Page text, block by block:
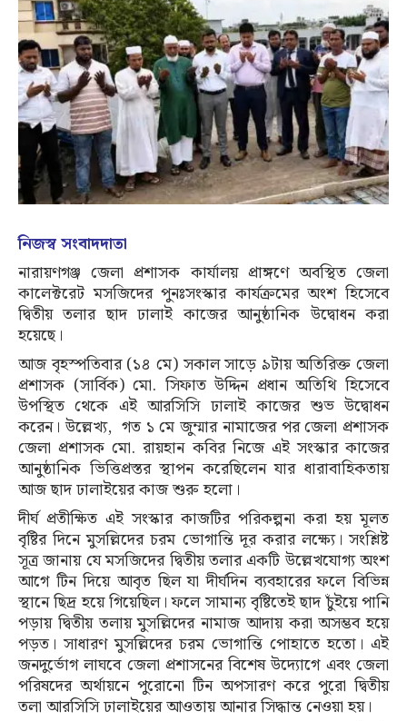
নিজস্ব সংবাদদাতা
নারায়ণগঞ্জ জেলা প্রশাসক কার্যালয় প্রাঙ্গণে অবস্থিত জেলা
কালেক্টরেট মসজিদের পুনঃসংস্কার কার্যক্রমের অংশ হিসেবে
দ্বিতীয় তলার ছাদ ঢালাই কাজের আনুষ্ঠানিক উদ্বোধন করা
হয়েছে।
আজ বৃহস্পতিবার (১৪ মে) সকাল সাড়ে ৯টায় অতিরিক্ত জেলা
প্রশাসক (সার্বিক) মো. সিফাত উদ্দিন প্রধান অতিথি হিসেবে
উপস্থিত থেকে এই আরসিসি ঢালাই কাজের শুভ উদ্বোধন
করেন। উল্লেখ্য, গত ১ মে জুম্মার নামাজের পর জেলা প্রশাসক
জেলা প্রশাসক মো. রায়হান কবির নিজে এই সংস্কার কাজের
আনুষ্ঠানিক ভিত্তিপ্রস্তর স্থাপন করেছিলেন যার ধারাবাহিকতায়
আজ ছাদ ঢালাইয়ের কাজ শুরু হলো।
দীর্ঘ প্রতীক্ষিত এই সংস্কার কাজটির পরিকল্পনা করা হয় মূলত
বৃষ্টির দিনে মুসল্লিদের চরম ভোগান্তি দূর করার লক্ষ্যে। সংশ্লিষ্ট
সূত্র জানায় যে মসজিদের দ্বিতীয় তলার একটি উল্লেখযোগ্য অংশ
আগে টিন দিয়ে আবৃত ছিল যা দীর্ঘদিন ব্যবহারের ফলে বিভিন্ন
স্থানে ছিদ্র হয়ে গিয়েছিল। ফলে সামান্য বৃষ্টিতেই ছাদ চুঁইয়ে পানি
পড়ায় দ্বিতীয় তলায় মুসল্লিদের নামাজ আদায় করা অসম্ভব হয়ে
পড়ত। সাধারণ মুসল্লিদের চরম ভোগান্তি পোহাতে হতো। এই
জনদুর্ভোগ লাঘবে জেলা প্রশাসনের বিশেষ উদ্যোগে এবং জেলা
পরিষদের অর্থায়নে পুরোনো টিন অপসারণ করে পুরো দ্বিতীয়
তলা আরসিসি ঢালাইয়ের আওতায় আনার সিদ্ধান্ত নেওয়া হয়।